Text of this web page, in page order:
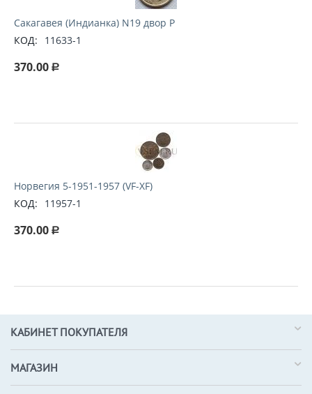
Сакагавея (Индианка) N19 двор P
КОД:
11633-1
370.00 Р
Норвегия 5-1951-1957 (VF-XF)
КОД:
11957-1
370.00 Р
КАБИНЕТ ПОКУПАТЕЛЯ
МАГАЗИН